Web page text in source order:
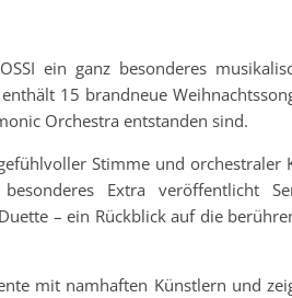
ein ganz besonderes
enthält 15 brandneue
Orchestra entstanden sind.
Stimme und
Extra veröffentlicht
– ein Rückblick auf die
mit namhaften Künstlern und